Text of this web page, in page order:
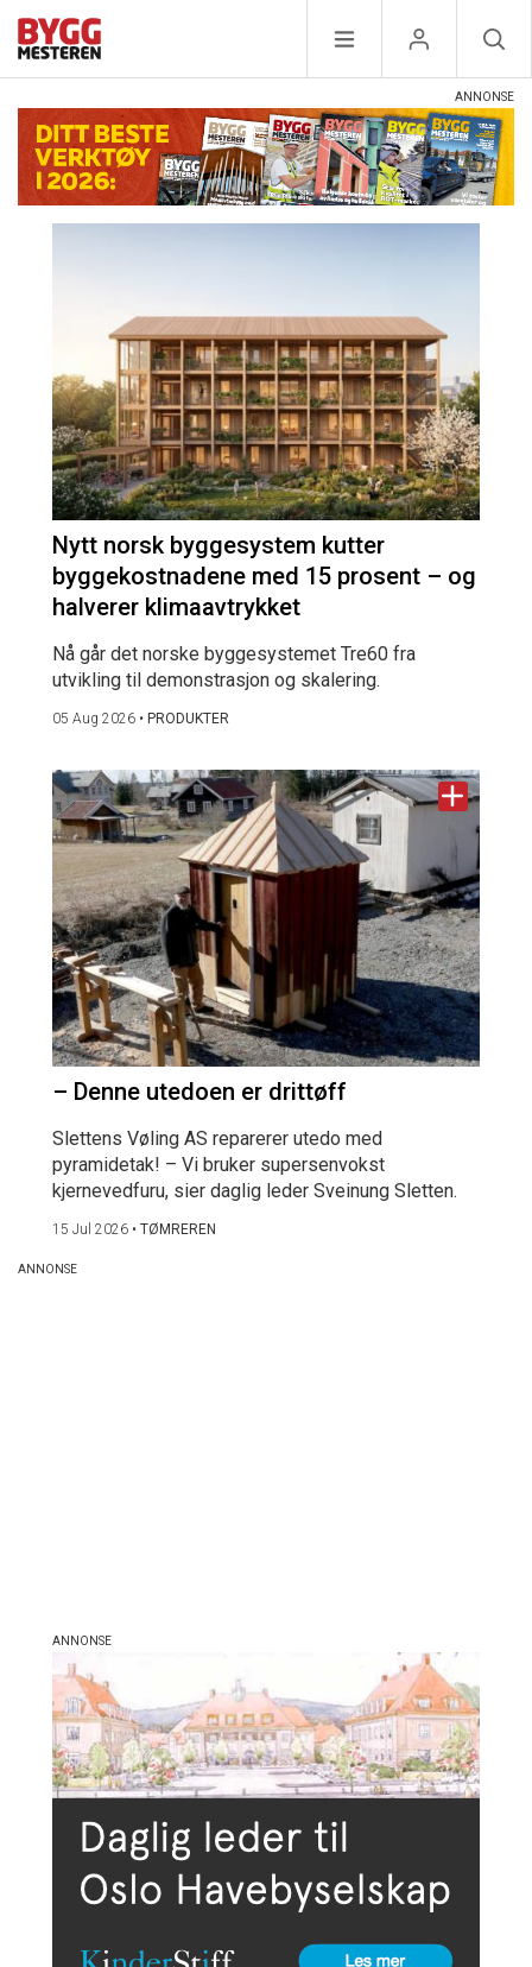
Nytt norsk byggesystem kutter
byggekostnadene med 15 prosent – og
halverer klimaavtrykket
Nå går det norske byggesystemet Tre60 fra
utvikling til demonstrasjon og skalering.
05 Aug 2026 • PRODUKTER
– Denne utedoen er drittøff
Slettens Vøling AS reparerer utedo med
pyramidetak! – Vi bruker supersenvokst
kjernevedfuru, sier daglig leder Sveinung Sletten.
15 Jul 2026 • TØMREREN